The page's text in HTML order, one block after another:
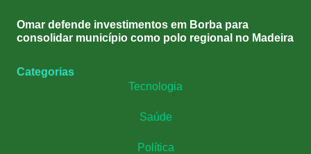
Omar defende investimentos em Borba para
consolidar município como polo regional no Madeira
Categorias
Tecnologia
Saúde
Política